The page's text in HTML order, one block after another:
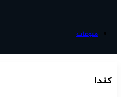
منوعات
كندا